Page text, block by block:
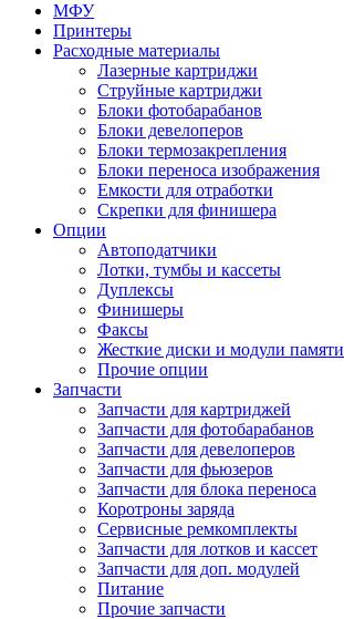
МФУ
Принтеры
Расходные материалы
Лазерные картриджи
Струйные картриджи
Блоки фотобарабанов
Блоки девелоперов
Блоки термозакрепления
Блоки переноса изображения
Емкости для отработки
Скрепки для финишера
Опции
Автоподатчики
Лотки, тумбы и кассеты
Дуплексы
Финишеры
Факсы
Жесткие диски и модули памяти
Прочие опции
Запчасти
Запчасти для картриджей
Запчасти для фотобарабанов
Запчасти для девелоперов
Запчасти для фьюзеров
Запчасти для блока переноса
Коротроны заряда
Сервисные ремкомплекты
Запчасти для лотков и кассет
Запчасти для доп. модулей
Питание
Прочие запчасти